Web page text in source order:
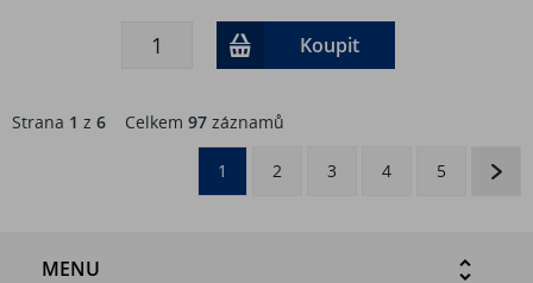
Koupit
Strana 1 z 6 Celkem 97 záznamů
1 2 3 4 5
MENU